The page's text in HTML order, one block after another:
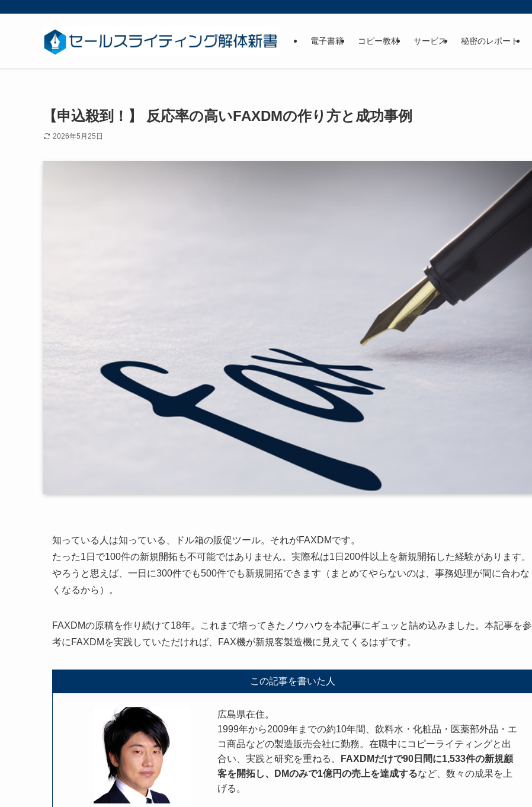
電子書籍 コピー教材 サービス 秘密のレポート
【申込殺到！】 反応率の高いFAXDMの作り方と成功事例
2026年5月25日
知っている人は知っている、ドル箱の販促ツール。それがFAXDMです。
たった1日で100件の新規開拓も不可能ではありません。実際私は1日200件以上を新規開拓した経験があります。
やろうと思えば、一日に300件でも500件でも新規開拓できます（まとめてやらないのは、事務処理が間に合わな
くなるから）。
FAXDMの原稿を作り続けて18年。これまで培ってきたノウハウを本記事にギュッと詰め込みました。本記事を参
考にFAXDMを実践していただければ、FAX機が新規客製造機に見えてくるはずです。
この記事を書いた人
広島県在住。
1999年から2009年までの約10年間、飲料水・化粧品・医薬部外品・エ
コ商品などの製造販売会社に勤務。在職中にコピーライティングと出
合い、実践と研究を重ねる。
FAXDMだけで90日間に1,533件の新規顧
客を開拓し、DMのみで1億円の売上を達成するなど、数々の成果を上
げる。